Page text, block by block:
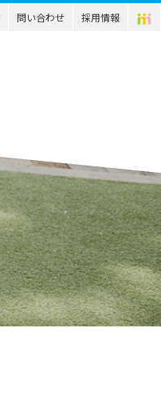
問い合わせ 採用情報